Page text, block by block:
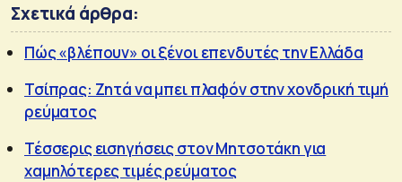
Σχετικά άρθρα:
Πώς «βλέπουν» οι ξένοι επενδυτές την Ελλάδα
Τσίπρας: Ζητά να μπει πλαφόν στην χονδρική τιμή
ρεύματος
Τέσσερις εισηγήσεις στον Μητσοτάκη για
χαμηλότερες τιμές ρεύματος